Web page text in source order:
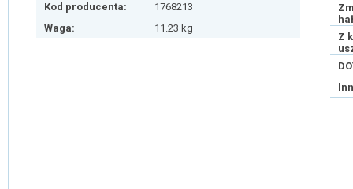
Kod producenta:
1768213
Waga:
11.23 kg
Z